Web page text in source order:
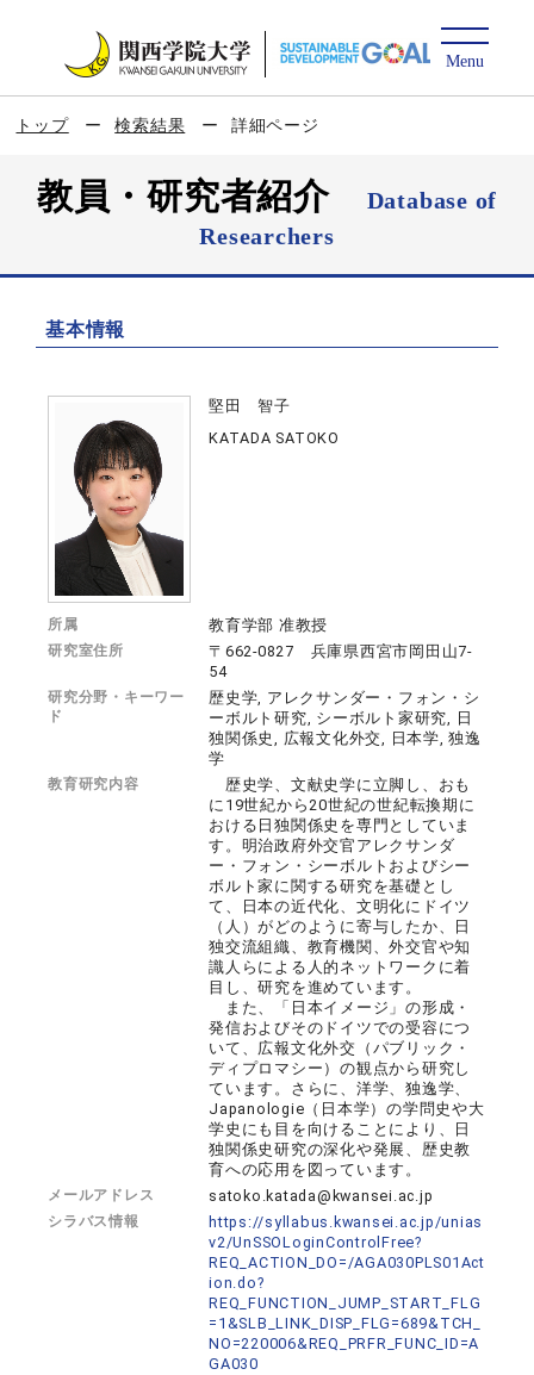
トップ 検索結果 詳細ページ
教員・研究者紹介
Database of
Researchers
基本情報
堅田 智子
KATADA SATOKO
所属 教育学部 准教授
研究室住所
〒662-0827 兵庫県西宮市岡田山7-
54
研究分野・キーワー
ド
歴史学, アレクサンダー・フォン・シ
ーボルト研究, シーボルト家研究, 日
独関係史, 広報文化外交, 日本学, 独逸
学
教育研究内容
歴史学、文献史学に立脚し、おも
に19世紀から20世紀の世紀転換期に
おける日独関係史を専門としていま
す。明治政府外交官アレクサンダ
ー・フォン・シーボルトおよびシー
ボルト家に関する研究を基礎とし
て、日本の近代化、文明化にドイツ
（人）がどのように寄与したか、日
独交流組織、教育機関、外交官や知
識人らによる人的ネットワークに着
目し、研究を進めています。
また、「日本イメージ」の形成・
発信およびそのドイツでの受容につ
いて、広報文化外交（パブリック・
ディプロマシー）の観点から研究し
ています。さらに、洋学、独逸学、
Japanologie（日本学）の学問史や大
学史にも目を向けることにより、日
独関係史研究の深化や発展、歴史教
育への応用を図っています。
メールアドレス satoko.katada@kwansei.ac.jp
シラバス情報
https://syllabus.kwansei.ac.jp/unias
v2/UnSSOLoginControlFree?
REQ_ACTION_DO=/AGA030PLS01Act
ion.do?
REQ_FUNCTION_JUMP_START_FLG
=1&SLB_LINK_DISP_FLG=689&TCH_
NO=220006&REQ_PRFR_FUNC_ID=A
GA030